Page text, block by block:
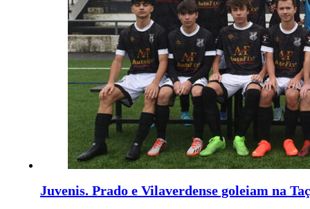
Juvenis. Prado e Vilaverdense goleiam na